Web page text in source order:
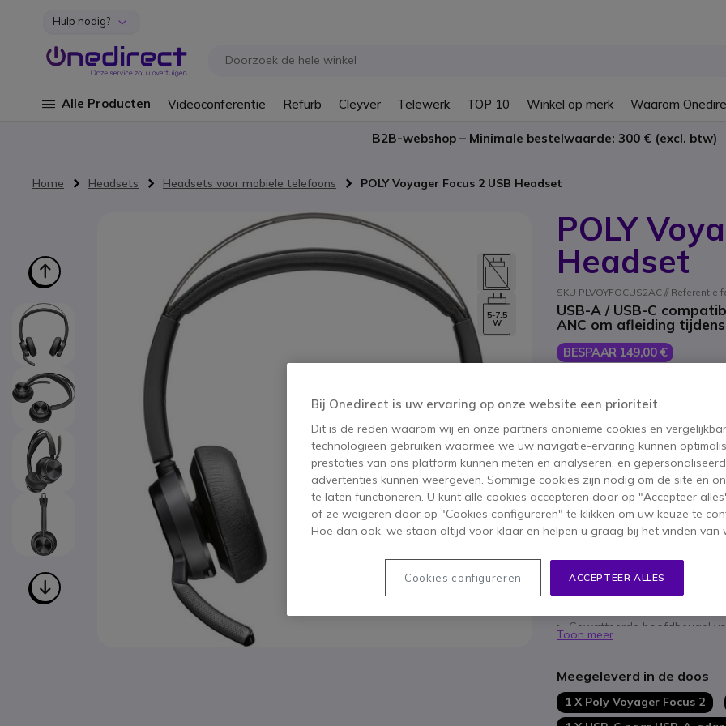
Ga naar de inhoud
Hulp nodig?
Alle Producten Videoconferentie Refurb Cleyver Telewerk TOP 10 Winkel op merk Waarom
B2B-webshop – Minimale bestelwaarde: 300 € (excl. btw)
Home Headsets Headsets voor mobiele telefoons POLY Voyager Focus 2 USB Headset
POLY
Headset
SKU PLVOYFOCUS2AC //
USB-A / USB-C
ANC om afleiding
BESPAAR 149,00 €
Aantal
IN
20 producten op voorraad
Belangrijkste kenmerken
Ervaar de perfecte
Drie niveaus van digitale
Discrete verlengde
Acoustic Fence-technologie
Gewatteerde hoofdbeugel
Zachte oorkussens voor
Toon meer
Meegeleverd in de doos
1 X Poly Voyager Focus 2
Ga naar het einde van de afbeeldingen-gallerij
5-7.5
W
Bij Onedirect is uw ervaring op onze website een prioriteit
Dit is de reden waarom wij en onze partners anonieme cookies en
technologieën gebruiken waarmee we uw navigatie-ervaring kunnen
prestaties van ons platform kunnen meten en analyseren, en
advertenties kunnen weergeven. Sommige cookies zijn nodig om de site en
te laten functioneren. U kunt alle cookies accepteren door op "Accepteer
of ze weigeren door op "Cookies configureren" te klikken om uw keuze te
Hoe dan ook, we staan altijd voor klaar en helpen u graag bij het vinden van
ACCEPTEER ALLES
Cookies configureren